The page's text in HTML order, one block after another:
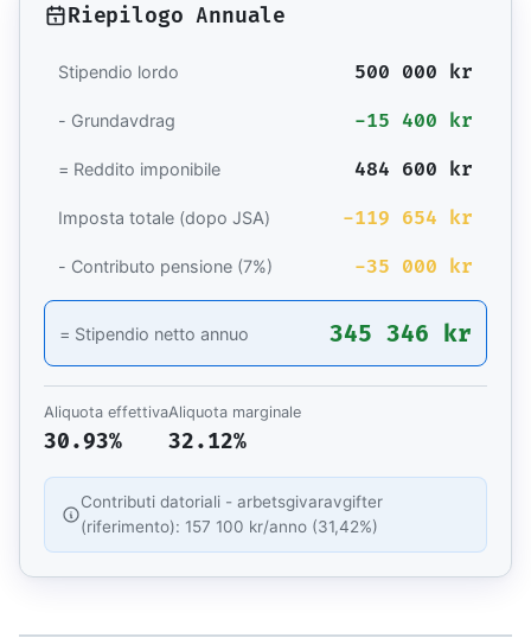
Riepilogo Annuale
Stipendio lordo 500 000 kr
- Grundavdrag -15 400 kr
= Reddito imponibile 484 600 kr
Imposta totale (dopo JSA) -119 654 kr
- Contributo pensione (7%) -35 000 kr
= Stipendio netto annuo 345 346 kr
Aliquota effettiva
30.93%
Aliquota marginale
32.12%
Contributi datoriali - arbetsgivaravgifter
(riferimento): 157 100 kr/anno (31,42%)